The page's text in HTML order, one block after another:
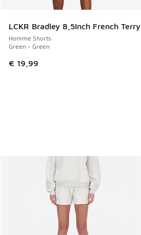
LCKR Bradley 8,5Inch French Terry
Homme Shorts
Green - Green
€ 19,99